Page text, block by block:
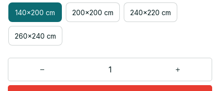
140x200 cm 200x200 cm 240x220 cm
260x240 cm